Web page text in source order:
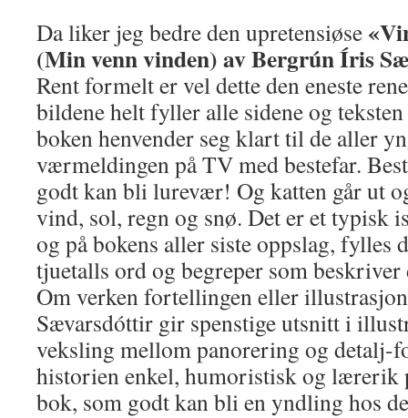
Da liker jeg bedre den upretensiøse
(Min venn vinden) av Bergrún Íris
Rent formelt er vel dette den eneste
bildene helt fyller alle sidene og
boken henvender seg klart til de aller
værmeldingen på TV med bestefar.
godt kan bli lurevær! Og katten går ut
vind, sol, regn og snø. Det er et typisk
og på bokens aller siste oppslag, fylles
tjuetalls ord og begreper som
Om verken fortellingen eller
Sævarsdóttir gir spenstige utsnitt i
veksling mellom panorering og detalj-
historien enkel, humoristisk og lærerik
bok, som godt kan bli en yndling hos